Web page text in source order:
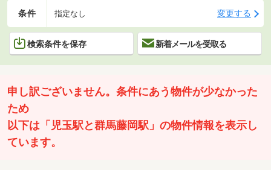
条件 指定なし 変更する
検索条件を保存 新着メールを受取る
申し訳ございません。条件にあう物件が少なかった
ため
以下は「児玉駅と群馬藤岡駅」の物件情報を表示し
ています。